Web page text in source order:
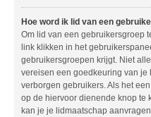
Hoe word ik lid van een
Om lid van een gebruikersgroep
link klikken in het
gebruikersgroepen krijgt. Niet
vereisen een goedkeuring van
verborgen gebruikers. Als het
op de hiervoor dienende knop te
kan je je lidmaatschap